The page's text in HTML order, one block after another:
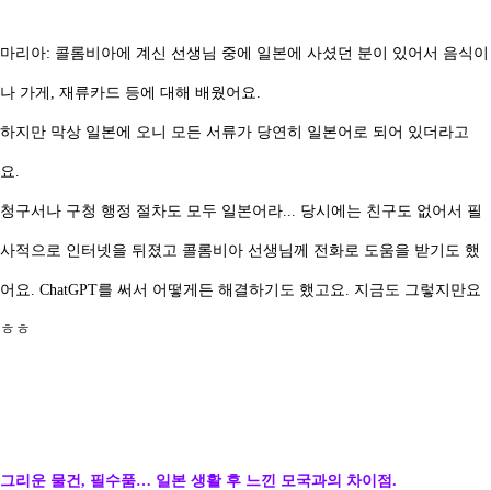
마리아: 콜롬비아에 계신 선생님 중에 일본에 사셨던 분이 있어서 음식이
나 가게, 재류카드 등에 대해 배웠어요.
하지만 막상 일본에 오니 모든 서류가 당연히 일본어로 되어 있더라고
요.
청구서나 구청 행정 절차도 모두 일본어라... 당시에는 친구도 없어서 필
사적으로 인터넷을 뒤졌고 콜롬비아 선생님께 전화로 도움을 받기도 했
어요. ChatGPT를 써서 어떻게든 해결하기도 했고요. 지금도 그렇지만요
ㅎㅎ
그리운 물건, 필수품… 일본 생활 후 느낀 모국과의 차이점.